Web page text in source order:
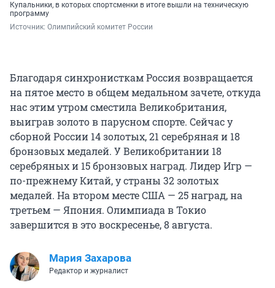
Купальники, в которых спортсменки в итоге вышли на техническую
программу
Источник: Олимпийский комитет России
Благодаря синхронисткам Россия возвращается
на пятое место в общем медальном зачете, откуда
нас этим утром сместила Великобритания,
выиграв золото в парусном спорте. Сейчас у
сборной России 14 золотых, 21 серебряная и 18
бронзовых медалей. У Великобритании 18
серебряных и 15 бронзовых наград. Лидер Игр —
по-прежнему Китай, у страны 32 золотых
медалей. На втором месте США — 25 наград, на
третьем — Япония. Олимпиада в Токио
завершится в это воскресенье, 8 августа.
Мария Захарова
Редактор и журналист